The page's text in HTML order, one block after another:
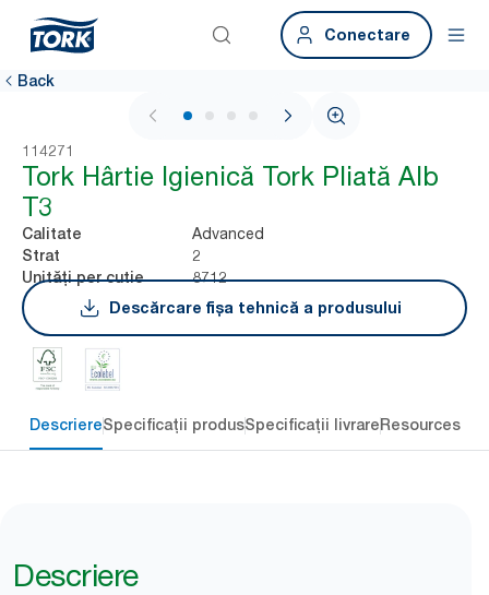
Conectare
Back
1 / 4
114271
Tork Hârtie Igienică Tork Pliată Alb
T3
Calitate Advanced
Strat 2
Unități per cutie
8712
Descărcare fișa tehnică a produsului
DescriereSpecificații produsSpecificații livrareResources
Descriere